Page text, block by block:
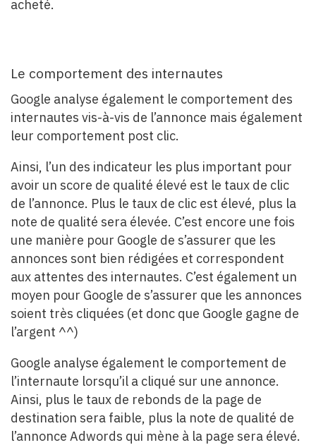
acheté.
Le comportement des internautes
Google analyse également le comportement des
internautes vis-à-vis de l’annonce mais également
leur comportement post clic.
Ainsi, l’un des indicateur les plus important pour
avoir un score de qualité élevé est le taux de clic
de l’annonce. Plus le taux de clic est élevé, plus la
note de qualité sera élevée. C’est encore une fois
une manière pour Google de s’assurer que les
annonces sont bien rédigées et correspondent
aux attentes des internautes. C’est également un
moyen pour Google de s’assurer que les annonces
soient très cliquées (et donc que Google gagne de
l’argent ^^)
Google analyse également le comportement de
l’internaute lorsqu’il a cliqué sur une annonce.
Ainsi, plus le taux de rebonds de la page de
destination sera faible, plus la note de qualité de
l’annonce Adwords qui mène à la page sera élevé.